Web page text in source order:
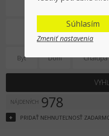
Na
Byt Dom Chalupa
NÁJDENÝCH 978
+ PRIDAŤ NEHNUTEĽNOSŤ
Súhlasím
Zmeniť nastavenia